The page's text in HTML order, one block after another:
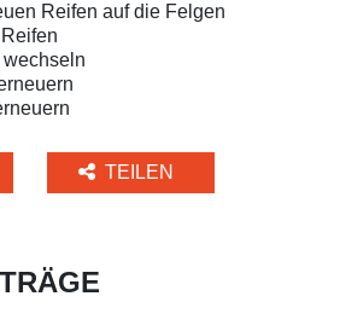
Reifen auf die Felgen
TEILEN